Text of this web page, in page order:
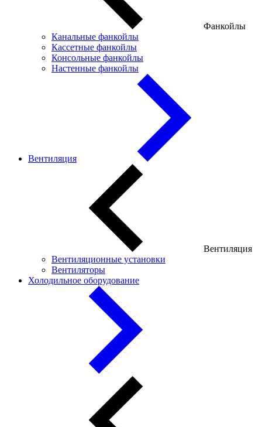
Фанкойлы
Канальные фанкойлы
Кассетные фанкойлы
Консольные фанкойлы
Настенные фанкойлы
Вентиляция
Вентиляция
Вентиляционные установки
Вентиляторы
Холодильное оборудование